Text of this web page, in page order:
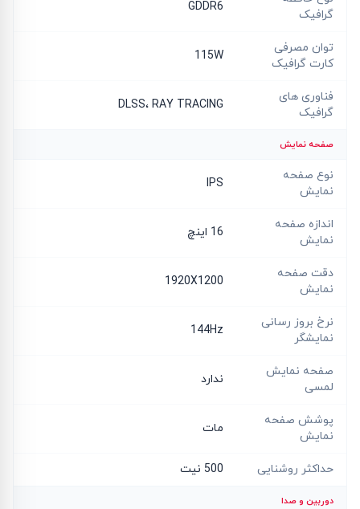
گرافیک
GDDR6
توان مصرفی
کارت گرافیک
115W
فناوری های
گرافیک
DLSS، RAY TRACING
صفحه نمایش
نوع صفحه
نمایش
IPS
اندازه صفحه
نمایش
16 اینچ
دقت صفحه
نمایش
1920X1200
نرخ بروز رسانی
نمایشگر
144Hz
صفحه نمایش
لمسی
ندارد
پوشش صفحه
نمایش
مات
حداکثر روشنایی 500 نیت
دوربین و صدا